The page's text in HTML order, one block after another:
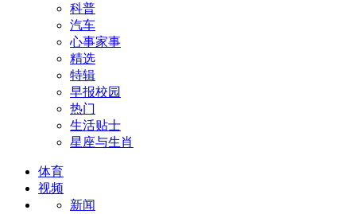
科普
汽车
心事家事
精选
特辑
早报校园
热门
生活贴士
星座与生肖
体育
视频
新闻